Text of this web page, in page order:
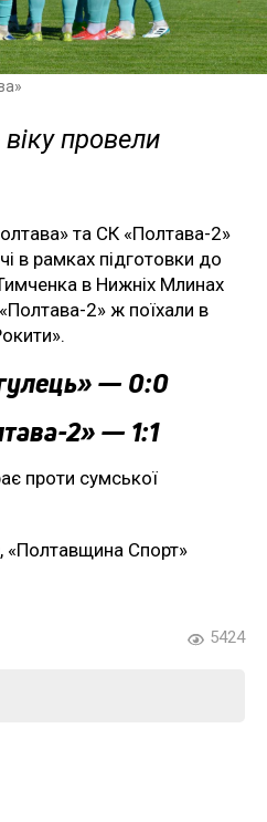
провели
та СК «Полтава-2»
в рамках підготовки до
в Нижніх Млинах
2» ж поїхали в
— 0:0
2» — 1:1
проти сумської
, «Полтавщина Спорт»
5424